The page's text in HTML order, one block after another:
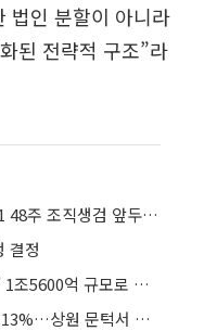
법인 분할이 아니라
된 전략적 구조”라
스몰인사이트 "디앤디파마텍, DD01 48주 조직생검 앞두고 기업가치 재평가 분수령"
결정
큐라클-맵틱스, ‘망막질환 이중항체’ 1조5600억 규모로 기술수출
美 클래리티 법안 연내 통과 가능성 13%…상원 문턱서 제동